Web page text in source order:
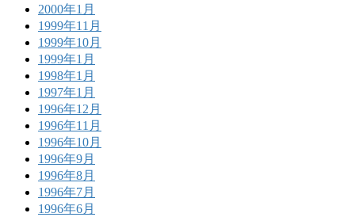
2000年1月
1999年11月
1999年10月
1999年1月
1998年1月
1997年1月
1996年12月
1996年11月
1996年10月
1996年9月
1996年8月
1996年7月
1996年6月